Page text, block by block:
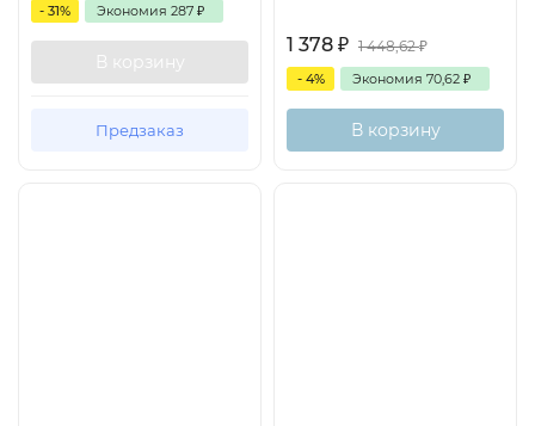
- 31% Экономия 287 ₽
В корзину
Предзаказ
1 378 ₽ 1 448,62₽
- 4% Экономия 70,62 ₽
В корзину